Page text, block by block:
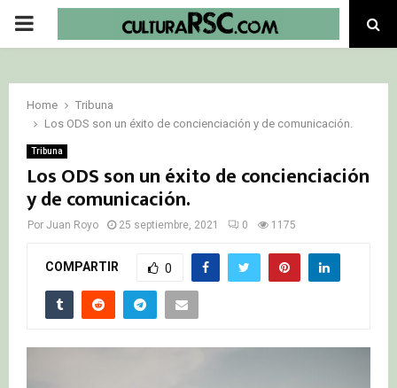
PRIMARY
Home
Tribuna
Los ODS son un éxito de concienciación y de comunicación.
Tribuna
Los ODS son un éxito de concienciación
y de comunicación.
Por Juan Royo 25 septiembre, 2021 0 1175
COMPARTIR 0